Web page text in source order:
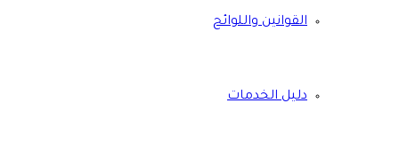
القوانين واللوائح
دليل الخدمات